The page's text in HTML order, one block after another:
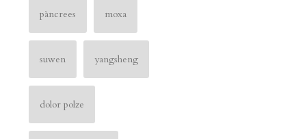
pàncrees moxa
suwen yangsheng
dolor polze